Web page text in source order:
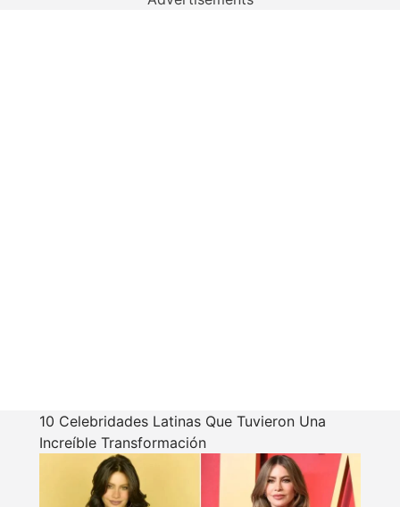
10 Celebridades Latinas Que Tuvieron Una
Increíble Transformación